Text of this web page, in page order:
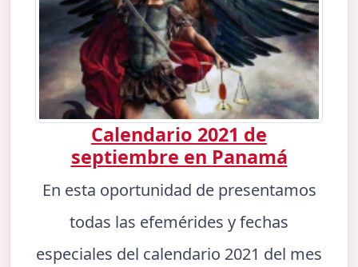
Calendario 2021 de
septiembre en Panamá
En esta oportunidad de presentamos
todas las efemérides y fechas
especiales del calendario 2021 del mes